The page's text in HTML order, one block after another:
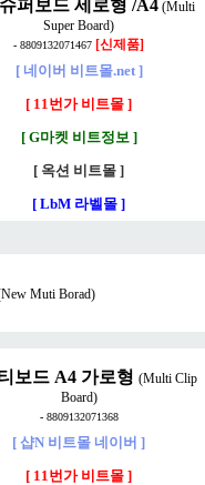
퍼보드 세로형 /A4(Multi
Super Board)
- 8809132071467 [신제품]
[ 네이버 비트몰.net ]
[ 11번가 비트몰 ]
[ G마켓 비트정보 ]
[ 옥션 비트몰 ]
[ LbM 라벨몰 ]
Muti Borad)
보드 A4 가로형 (Multi Clip
Board)
- 8809132071368
[ 샵N 비트몰 네이버 ]
[ 11번가 비트몰 ]